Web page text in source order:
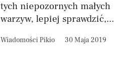
tych niepozornych małych
warzyw, lepiej sprawdzić,...
Wiadomości Pikio 30 Maja 2019